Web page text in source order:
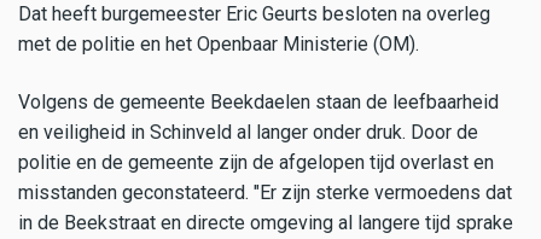
Dat heeft burgemeester Eric Geurts besloten na overleg
met de politie en het Openbaar Ministerie (OM).
Volgens de gemeente Beekdaelen staan de leefbaarheid
en veiligheid in Schinveld al langer onder druk. Door de
politie en de gemeente zijn de afgelopen tijd overlast en
misstanden geconstateerd. "Er zijn sterke vermoedens dat
in de Beekstraat en directe omgeving al langere tijd sprake